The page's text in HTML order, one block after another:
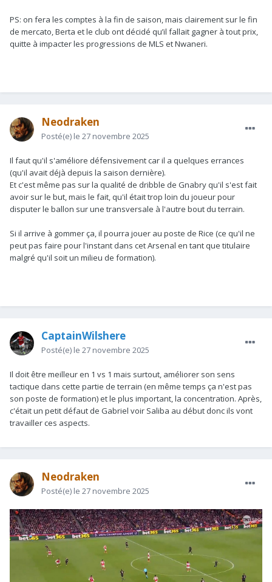
PS: on fera les comptes à la fin de saison, mais clairement sur le fin
de mercato, Berta et le club ont décidé qu’il fallait gagner à tout prix,
quitte à impacter les progressions de MLS et Nwaneri.
Neodraken
Posté(e) le 27 novembre 2025
Il faut qu'il s'améliore défensivement car il a quelques errances
(qu'il avait déjà depuis la saison dernière).
Et c'est même pas sur la qualité de dribble de Gnabry qu'il s'est fait
avoir sur le but, mais le fait, qu'il était trop loin du joueur pour
disputer le ballon sur une transversale à l'autre bout du terrain.
Si il arrive à gommer ça, il pourra jouer au poste de Rice (ce qu'il ne
peut pas faire pour l'instant dans cet Arsenal en tant que titulaire
malgré qu'il soit un milieu de formation).
CaptainWilshere
Posté(e) le 27 novembre 2025
Il doit être meilleur en 1 vs 1 mais surtout, améliorer son sens
tactique dans cette partie de terrain (en même temps ça n'est pas
son poste de formation) et le plus important, la concentration. Après,
c'était un petit défaut de Gabriel voir Saliba au début donc ils vont
travailler ces aspects.
Neodraken
Posté(e) le 27 novembre 2025